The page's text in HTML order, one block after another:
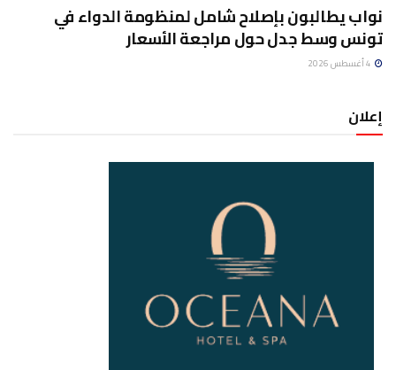
نواب يطالبون بإصلاح شامل لمنظومة الدواء في
تونس وسط جدل حول مراجعة الأسعار
إعلان